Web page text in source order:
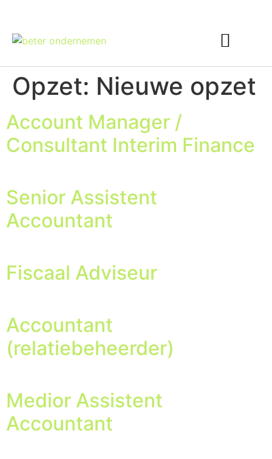
Opzet: Nieuwe opzet
Account Manager /
Consultant Interim Finance
Senior Assistent
Accountant
Fiscaal Adviseur
Accountant
(relatiebeheerder)
Medior Assistent
Accountant